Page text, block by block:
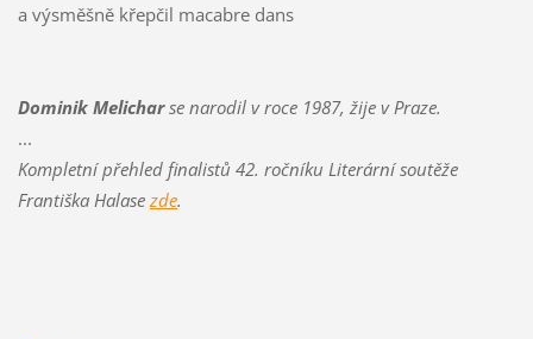
a výsměšně křepčil macabre dans
Dominik Melicharse narodil v roce 1987, žije v Praze.
...
Kompletní přehled finalistů 42. ročníku Literární soutěže
Františka Halasezde.